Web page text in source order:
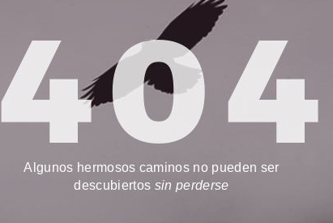
404
Algunos hermosos caminos no pueden ser
descubiertos sin perderse